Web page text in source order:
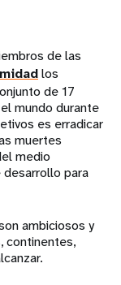
de las
los
de 17
mundo durante
es erradicar
muertes
medio
desarrollo para
ambiciosos y
continentes,